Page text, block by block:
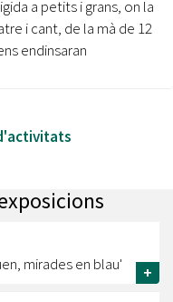
a petits i grans, on la
i cant, de la mà de 12
endinsaran
mirades en blau'
+